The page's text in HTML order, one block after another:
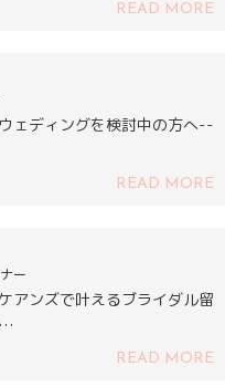
READ MORE
ェディングを検討中の方へ--
READ MORE
ナー
アンズで叶えるブライダル留
READ MORE